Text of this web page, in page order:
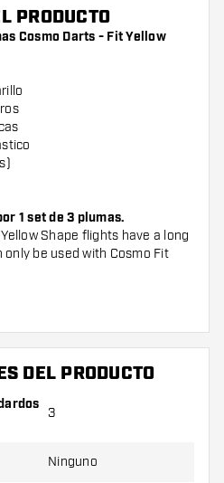
PRODUCTO
Cosmo Darts - Fit Yellow
1 set de 3 plumas.
Shape flights have a long
only be used with Cosmo Fit
o romperse con el uso.
material o un grosor
descubrir qué
DEL PRODUCTO
3
Ninguno